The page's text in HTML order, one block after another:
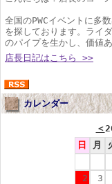
全国のPWCイベントに多
を探しております。ライ
のパイプを生かし、価値
店長日記はこちら >>
カレンダー
＜
日
月
2
3